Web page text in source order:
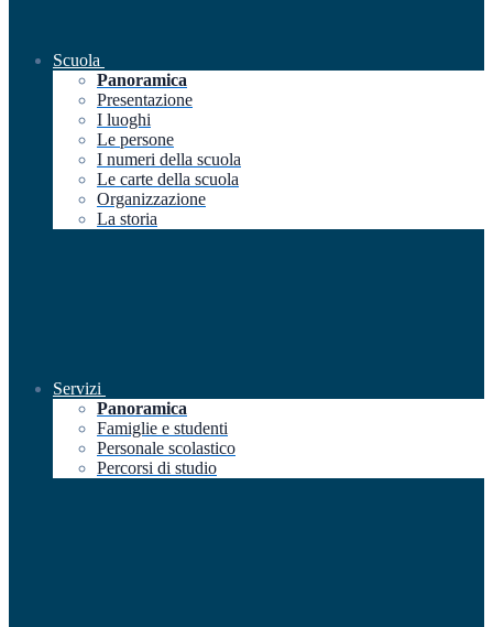
Scuola
Panoramica
Presentazione
I luoghi
Le persone
I numeri della scuola
Le carte della scuola
Organizzazione
La storia
Servizi
Panoramica
Famiglie e studenti
Personale scolastico
Percorsi di studio